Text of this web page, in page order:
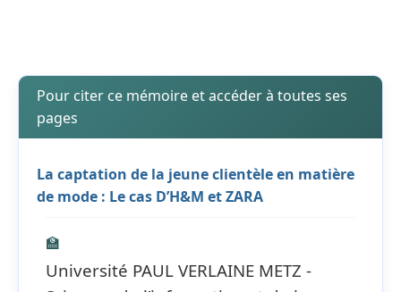
Pour citer ce mémoire et accéder à toutes ses
pages
La captation de la jeune clientèle en matière
de mode : Le cas D’H&M et ZARA
🏫
Université PAUL VERLAINE METZ -